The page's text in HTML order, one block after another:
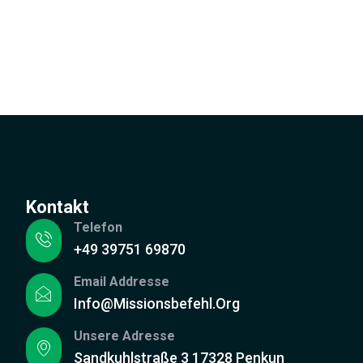
Kontakt
Telefon
+49 39751 69870
Email Addresse
Info@missionsbefehl.org
Unsere Adresse
Sandkuhlstraße 3 17328 Penkun